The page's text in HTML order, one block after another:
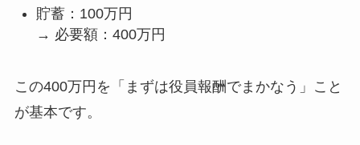
貯蓄：100万円
→ 必要額：400万円
この400万円を「まずは役員報酬でまかなう」こと
が基本です。